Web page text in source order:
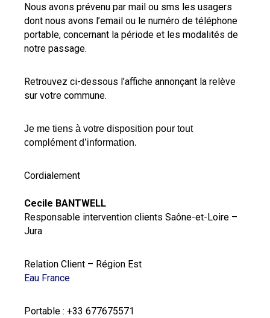
Nous avons prévenu par mail ou sms les usagers
dont nous avons l’email ou le numéro de téléphone
portable, concernant la période et les modalités de
notre passage.
Retrouvez ci-dessous l’affiche annonçant la relève
sur votre commune.
Je me tiens à votre disposition pour tout
complément d’information.
Cordialement
Cecile BANTWELL
Responsable intervention clients Saône-et-Loire –
Jura
Relation Client – Région Est
Eau France
Portable : +33 677675571